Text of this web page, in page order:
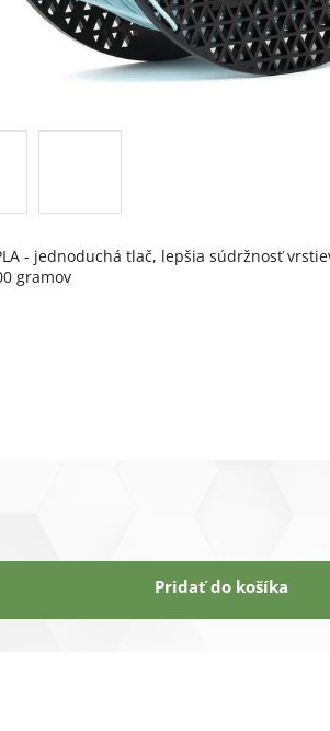
Pridať do košíka
- jednoduchá tlač, lepšia súdržnosť
gramov